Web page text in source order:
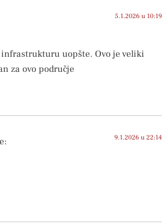
5.1.2026 u 10:19
uopšte. Ovo je veliki
za ovo područje
9.1.2026 u 22:14